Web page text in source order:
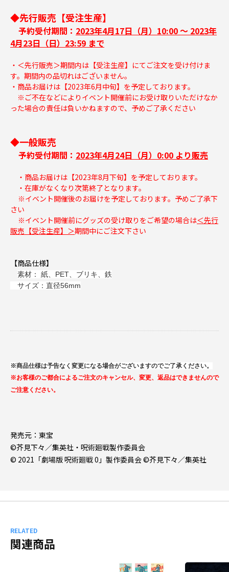
◆先行販売【受注生産】
予約受付期間： 2023年4月17日（月）10:00 ～ 2023年
4月23日（日）23:59 まで
・＜先行販売＞期間内は【受注生産】にてご注文を受け付けま
す。期間内の品切れはございません。
・商品お届けは【2023年6月中旬】を予定しております。
※ご不在などによりイベント開催前にお受け取りいただけなか
った場合の責任は負いかねますので、予めご了承ください
◆一般販売
予約受付期間： 2023年4月24日（月）0:00 より販売
・商品お届けは【2023年8月下旬】を予定しております。
・在庫がなくなり次第終了となります。
※イベント開催後のお届けを予定しております。予めご了承下
さい
※イベント開催前にグッズの受け取りをご希望の場合は＜先行
販売【受注生産】＞期間中にご注文下さい
【商品仕様】
素材： 紙、PET、ブリキ、鉄
サイズ：直径56mm
※商品仕様は予告なく変更になる場合がございますのでご了承ください。
※お客様のご都合によるご注文のキャンセル、変更、返品はできませんので
ご注意ください。
発売元：東宝
©芥見下々／集英社・呪術廻戦製作委員会
© 2021「劇場版 呪術廻戦 0」製作委員会 ©芥見下々／集英社
RELATED
関連商品